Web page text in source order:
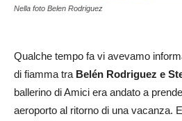
Nella foto Belen Rodriguez
Qualche tempo fa vi avevamo
di fiamma tra Belén Rodriguez e
ballerino di Amici era andato a
aeroporto al ritorno di una vacanza.